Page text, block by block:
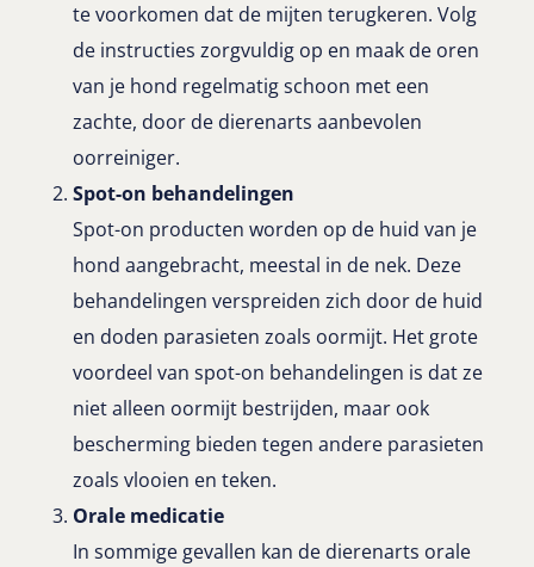
te voorkomen dat de mijten terugkeren. Volg
de instructies zorgvuldig op en maak de oren
van je hond regelmatig schoon met een
zachte, door de dierenarts aanbevolen
oorreiniger.
Spot-on behandelingen
Spot-on producten worden op de huid van je
hond aangebracht, meestal in de nek. Deze
behandelingen verspreiden zich door de huid
en doden parasieten zoals oormijt. Het grote
voordeel van spot-on behandelingen is dat ze
niet alleen oormijt bestrijden, maar ook
bescherming bieden tegen andere parasieten
zoals vlooien en teken.
Orale medicatie
In sommige gevallen kan de dierenarts orale